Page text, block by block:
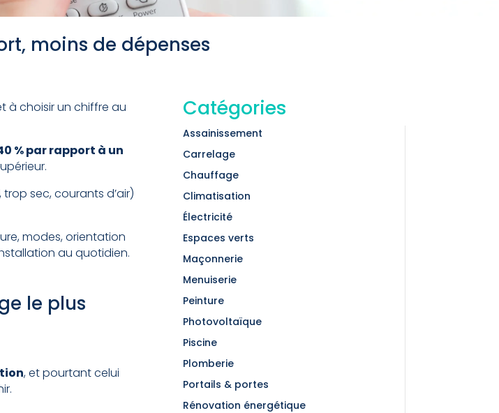
moins de dépenses
à choisir un chiffre au
% par rapport à un
sec, courants d’air)
modes, orientation
au quotidien.
le plus
, et pourtant celui
Catégories
Assainissement
Carrelage
Chauffage
Climatisation
Électricité
Espaces verts
Maçonnerie
Menuiserie
Peinture
Photovoltaïque
Piscine
Plomberie
Portails & portes
Rénovation énergétique